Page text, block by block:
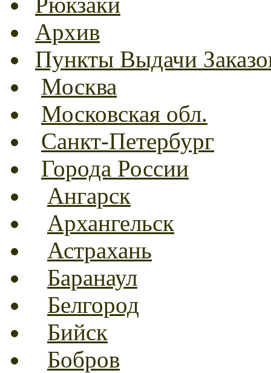
Архив
Пункты Выдачи
Москва
Московская обл.
Санкт-Петербург
Города России
Ангарск
Архангельск
Астрахань
Баранаул
Белгород
Бийск
Бобров